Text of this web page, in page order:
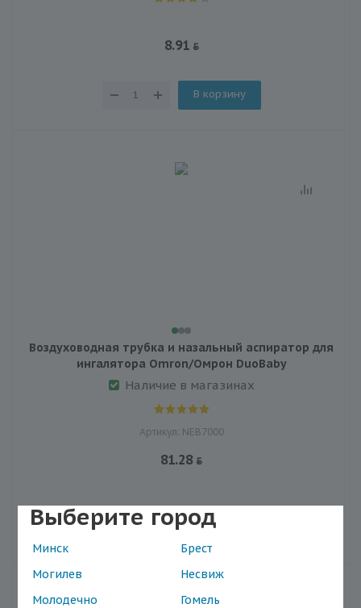
Выберите город
Минск
Брест
Могилев
Несвиж
Молодечно
Гомель
8.91
В корзину
Воздуховодная трубка и назальный аспиратор для
ингалятора Omron/Омрон DuoBaby
Наличие в магазинах
Артикул: NEB7000
81.28
В корзину